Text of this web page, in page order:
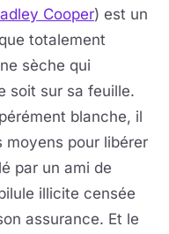
Cooper) est un
totalement
sèche qui
soit sur sa feuille.
blanche, il
moyens pour libérer
par un ami de
illicite censée
assurance. Et le